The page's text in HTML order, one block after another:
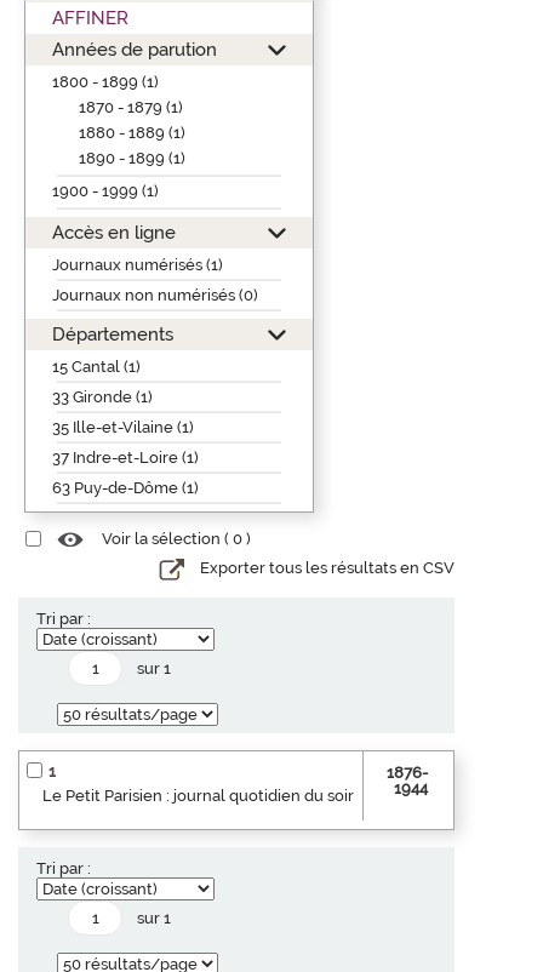
AFFINER
Années de parution
1800 - 1899 (1)
1870 - 1879 (1)
1880 - 1889 (1)
1890 - 1899 (1)
1900 - 1999 (1)
Accès en ligne
Journaux numérisés (1)
Journaux non numérisés (0)
Départements
15 Cantal (1)
33 Gironde (1)
35 Ille-et-Vilaine (1)
37 Indre-et-Loire (1)
63 Puy-de-Dôme (1)
Voir la sélection ( 0 )
Exporter tous les résultats en CSV
Tri par :
sur 1
1
Le Petit Parisien : journal quotidien du soir
1876-
1944
Tri par :
sur 1